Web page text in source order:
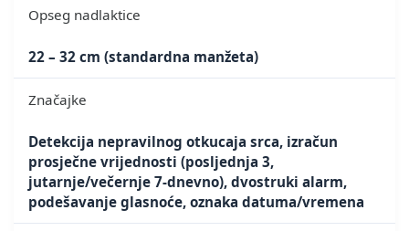
Opseg nadlaktice
22 – 32 cm (standardna manžeta)
Značajke
Detekcija nepravilnog otkucaja srca, izračun
prosječne vrijednosti (posljednja 3,
jutarnje/večernje 7-dnevno), dvostruki alarm,
podešavanje glasnoće, oznaka datuma/vremena